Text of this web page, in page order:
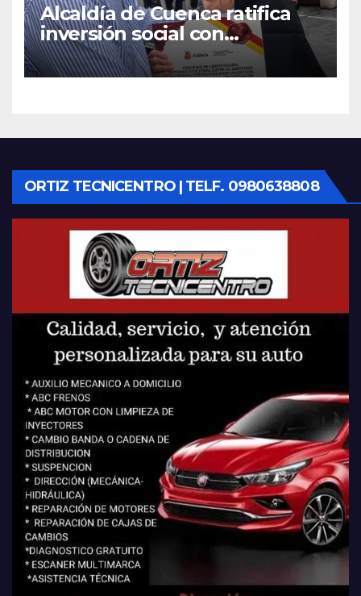
Alcaldía de Cuenca ratifica
inversión social con
fundaciones e instituciones
locales
ORTIZ TECNICENTRO | TELF. 0980638808